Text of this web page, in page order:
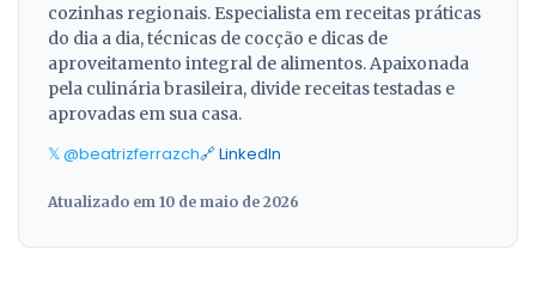
cozinhas regionais. Especialista em receitas práticas
do dia a dia, técnicas de cocção e dicas de
aproveitamento integral de alimentos. Apaixonada
pela culinária brasileira, divide receitas testadas e
aprovadas em sua casa.
𝕏 @beatrizferrazch🔗 LinkedIn
Atualizado em 10 de maio de 2026